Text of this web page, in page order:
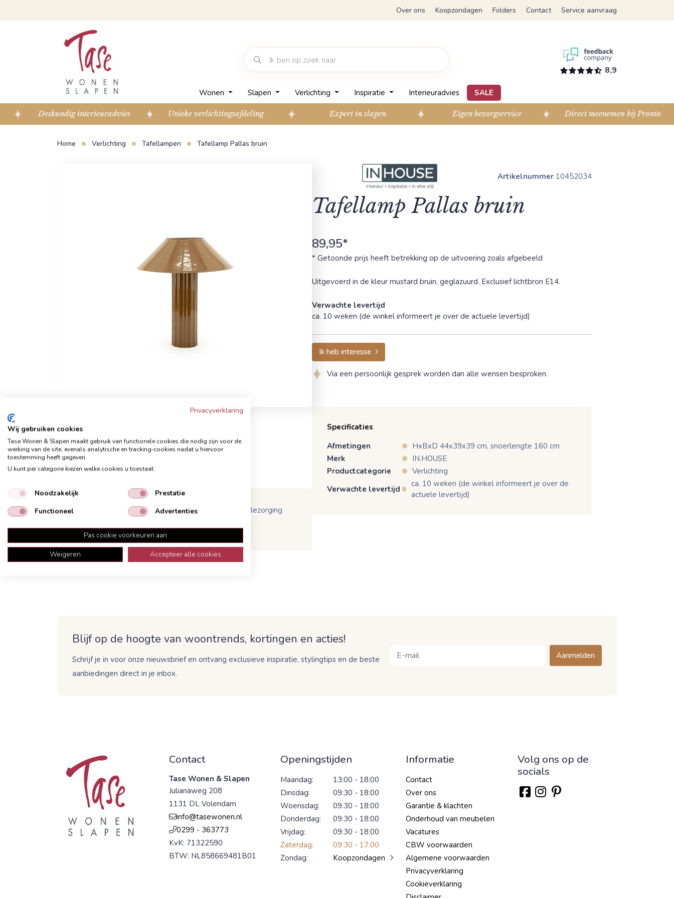
Over ons Koopzondagen Folders Contact Service aanvraag
Wonen Slapen Verlichting Inspiratie Interieuradvies SALE
8,9
Deskundig interieuradvies Unieke verlichtingsafdeling Expert in slapen Eigen bezorgservice Direct meenemen bij Pronto
Home Verlichting Tafellampen Tafellamp Pallas bruin
Omschrijving Onderhoud
Bezorging
Tafellamp Pallas bruin
Artikelnummer 10452034
Tafellamp Pallas bruin
89,95*
* Getoonde prijs heeft betrekking op de uitvoering zoals afgebeeld
Uitgevoerd in de kleur mustard bruin, geglazuurd. Exclusief lichtbron E14.
Verwachte levertijd
ca. 10 weken (de winkel informeert je over de actuele levertijd)
Ik heb interesse
Via een persoonlijk gesprek worden dan alle wensen besproken.
Specificaties
Afmetingen
HxBxD 44x39x39 cm, snoerlengte 160 cm
Merk
IN.HOUSE
Productcategorie
Verlichting
Verwachte levertijd
ca. 10 weken (de winkel informeert je over de
actuele levertijd)
Blijf op de hoogte van woontrends, kortingen en acties!
Schrijf je in voor onze nieuwsbrief en ontvang exclusieve inspiratie, stylingtips en de beste
aanbiedingen direct in je inbox.
Aanmelden
Contact
Tase Wonen & Slapen
Julianaweg 208
1131 DL Volendam
info@tasewonen.nl
0299 - 363773
KvK: 71322590
BTW: NL858669481B01
Openingstijden
Maandag:
13:00 - 18:00
Dinsdag:
09:30 - 18:00
Woensdag:
09:30 - 18:00
Donderdag:
09:30 - 18:00
Vrijdag:
09:30 - 18:00
Zaterdag:
09:30 - 17:00
Zondag:
Koopzondagen
Informatie
Contact
Over ons
Garantie & klachten
Onderhoud van meubelen
Vacatures
CBW voorwaarden
Algemene voorwaarden
Privacyverklaring
Cookieverklaring
Volg ons op de
socials
Privacyverklaring
Wij gebruiken cookies
Tase Wonen & Slapen maakt gebruik van functionele cookies die nodig zijn voor de
werking van de site, evenals analytische en tracking‑cookies nadat u hiervoor
toestemming heeft gegeven.
U kunt per categorie kiezen welke cookies u toestaat:
Noodzakelijk
Prestatie
Functioneel
Advertenties
Pas cookie voorkeuren aan
Weigeren
Accepteer alle cookies